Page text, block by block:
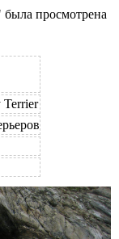
была просмотрена
Terrier